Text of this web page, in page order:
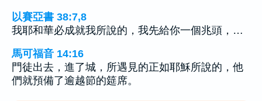
以賽亞書 38:7,8
我耶和華必成就我所說的，我先給你一個兆頭，…
馬可福音 14:16
門徒出去，進了城，所遇見的正如耶穌所說的，他
們就預備了逾越節的筵席。